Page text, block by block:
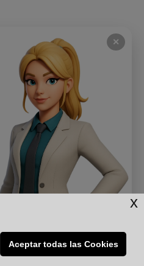
✕
👋 HABLA CON
NATTIALIA
Aceptar todas las Cookies
x